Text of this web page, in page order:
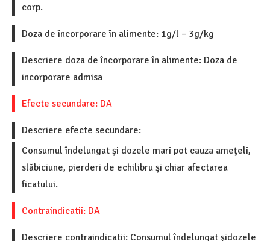
corp.
Doza de încorporare în alimente: 1g/l – 3g/kg
Descriere doza de încorporare în alimente: Doza de
incorporare admisa
Efecte secundare: DA
Descriere efecte secundare:
Consumul îndelungat şi dozele mari pot cauza ameţeli,
slăbiciune, pierderi de echilibru şi chiar afectarea
ficatului.
Contraindicatii: DA
Descriere contraindicatii: Consumul îndelungat şidozele